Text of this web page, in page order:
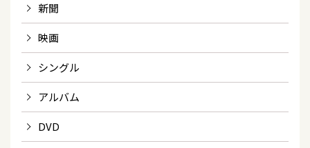
新聞
映画
シングル
アルバム
DVD